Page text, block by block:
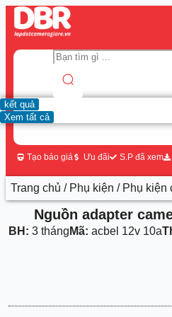
kết quả
Xem tất cả
Tạo báo giá Ưu đãi S.P đã xem
Trang chủ / Phụ kiện / Phụ kiện
Nguồn adapter
BH: 3 tháng Mã: acbel 12v 10a